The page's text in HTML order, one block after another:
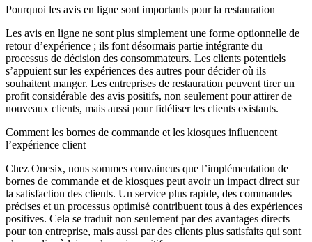
Pourquoi les avis en ligne sont importants pour la restauration
Les avis en ligne ne sont plus simplement une forme optionnelle de
retour d’expérience ; ils font désormais partie intégrante du
processus de décision des consommateurs. Les clients potentiels
s’appuient sur les expériences des autres pour décider où ils
souhaitent manger. Les entreprises de restauration peuvent tirer un
profit considérable des avis positifs, non seulement pour attirer de
nouveaux clients, mais aussi pour fidéliser les clients existants.
Comment les bornes de commande et les kiosques influencent
l’expérience client
Chez Onesix, nous sommes convaincus que l’implémentation de
bornes de commande et de kiosques peut avoir un impact direct sur
la satisfaction des clients. Un service plus rapide, des commandes
précises et un processus optimisé contribuent tous à des expériences
positives. Cela se traduit non seulement par des avantages directs
pour ton entreprise, mais aussi par des clients plus satisfaits qui sont